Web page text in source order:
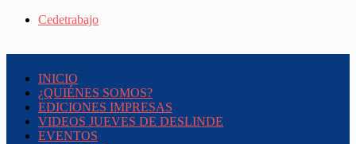
Cedetrabajo
INICIO
¿QUIÉNES SOMOS?
EDICIONES IMPRESAS
VIDEOS JUEVES DE DESLINDE
EVENTOS